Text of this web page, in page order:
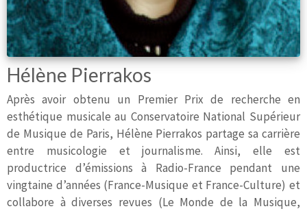
Hélène Pierrakos
Après avoir obtenu un Premier Prix de recherche en
esthétique musicale au Conservatoire National Supérieur
de Musique de Paris, Hélène Pierrakos partage sa carrière
entre musicologie et journalisme. Ainsi, elle est
productrice d’émissions à Radio-France pendant une
vingtaine d’années (France-Musique et France-Culture) et
collabore à diverses revues (Le Monde de la Musique,